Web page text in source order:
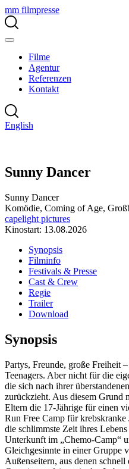
mm filmpresse
Filme
Agentur
Referenzen
Kontakt
English
Sunny Dancer
Sunny Dancer
Komödie, Coming of Age,
capelight pictures
Kinostart: 13.08.2026
Synopsis
Filminfo
Festivals & Presse
Cast & Crew
Regie
Trailer
Download
Synopsis
Partys, Freunde, große Freiheit
Teenagers. Aber nicht für die
die sich nach ihrer
zurückzieht. Aus diesem Grund
Eltern die 17-Jährige für einen
Run Free Camp für
die schlimmste Zeit ihres
Unterkunft im „Chemo-Camp“
Gleichgesinnte in einer Gruppe
Außenseitern, aus denen